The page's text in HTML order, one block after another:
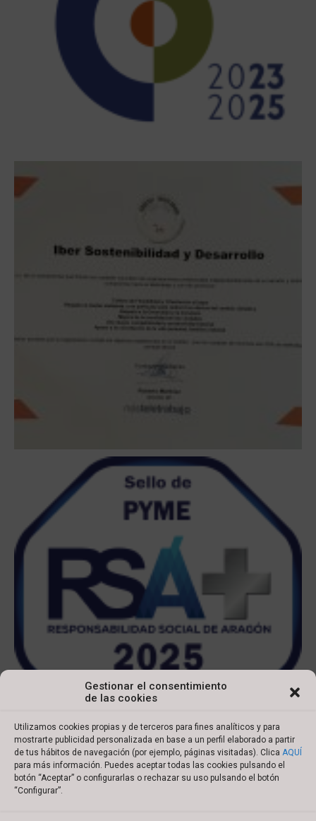
Gestionar el consentimiento
de las cookies
Utilizamos cookies propias y de terceros para fines analíticos y para
mostrarte publicidad personalizada en base a un perfil elaborado a partir
de tus hábitos de navegación (por ejemplo, páginas visitadas). Clica AQUÍ
para más información. Puedes aceptar todas las cookies pulsando el
botón “Aceptar” o configurarlas o rechazar su uso pulsando el botón
“Configurar”.
Copyright © 2022 Ibersyd